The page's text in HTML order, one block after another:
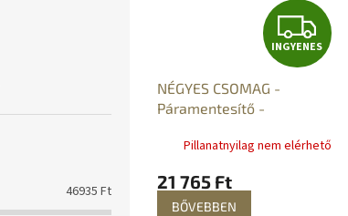
46935 Ft
I
N
Y
INGYENES
NÉGYES CSOMAG -
Páramentesítő -
Pillanatnyilag nem elérhető
21 765 Ft
BŐVEBBEN